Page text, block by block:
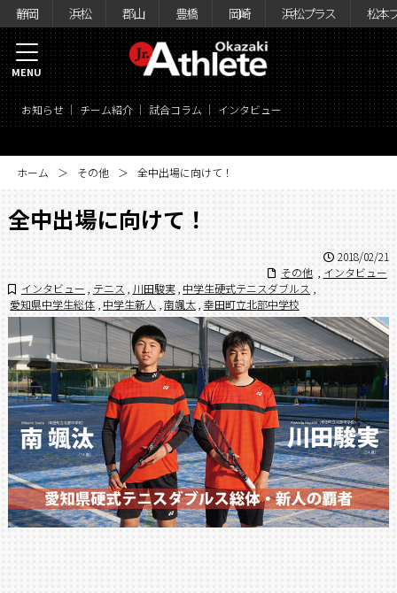
静岡 浜松 郡山 豊橋 岡崎 浜松プラス 松本
お知らせ チーム紹介 試合コラム インタビュー
MENU
ホーム その他 全中出場に向けて！
全中出場に向けて！
2018/02/21
その他 , インタビュー
インタビュー
テニス 川田駿実 中学生硬式テニスダブルス
愛知県中学生総体 中学生新人 南颯太 幸田町立北部中学校